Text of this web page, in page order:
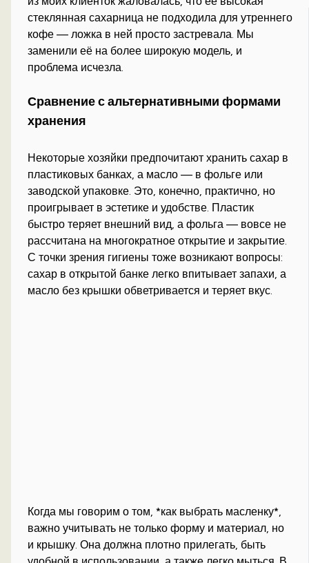
стеклянная сахарница не подходила для утреннего
кофе — ложка в ней просто застревала. Мы
заменили её на более широкую модель, и
проблема исчезла.
Сравнение с альтернативными формами
хранения
Некоторые хозяйки предпочитают хранить сахар в
пластиковых банках, а масло — в фольге или
заводской упаковке. Это, конечно, практично, но
проигрывает в эстетике и удобстве. Пластик
быстро теряет внешний вид, а фольга — вовсе не
рассчитана на многократное открытие и закрытие.
С точки зрения гигиены тоже возникают вопросы:
сахар в открытой банке легко впитывает запахи, а
масло без крышки обветривается и теряет вкус.
Когда мы говорим о том, *как выбрать масленку*,
важно учитывать не только форму и материал, но
и крышку. Она должна плотно прилегать, быть